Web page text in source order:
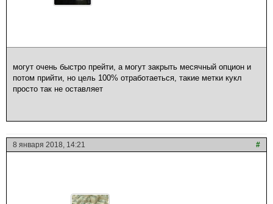
могут очень быстро прейти, а могут закрыть месячный опцион и
потом прийти, но цель 100% отработаеться, такие метки кукл
просто так не оставляет
8 января 2018, 14:21 #